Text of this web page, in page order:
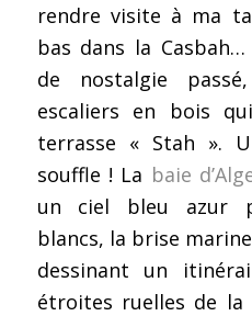
rendre visite à ma
bas dans la
de nostalgie
escaliers en bois
terrasse « Stah ».
souffle ! La baie
un ciel bleu azur
blancs, la brise
dessinant un
étroites ruelles de la